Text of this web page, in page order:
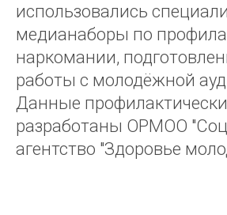
использовались
медианаборы по
наркомании,
работы с молодёжной
Данные
разработаны ОРМОО
агентство "Здоровье